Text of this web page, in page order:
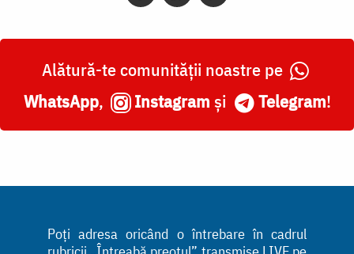
Alătură-te comunității noastre pe
WhatsApp, Instagram și Telegram!
Poți adresa oricând o întrebare în cadrul